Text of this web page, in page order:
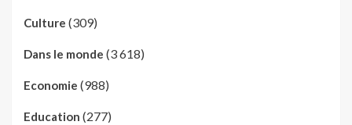
Culture (309)
Dans le monde (3 618)
Economie (988)
Education (277)